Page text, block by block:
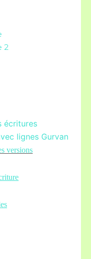
2
écritures
lignes Gurvan
versions